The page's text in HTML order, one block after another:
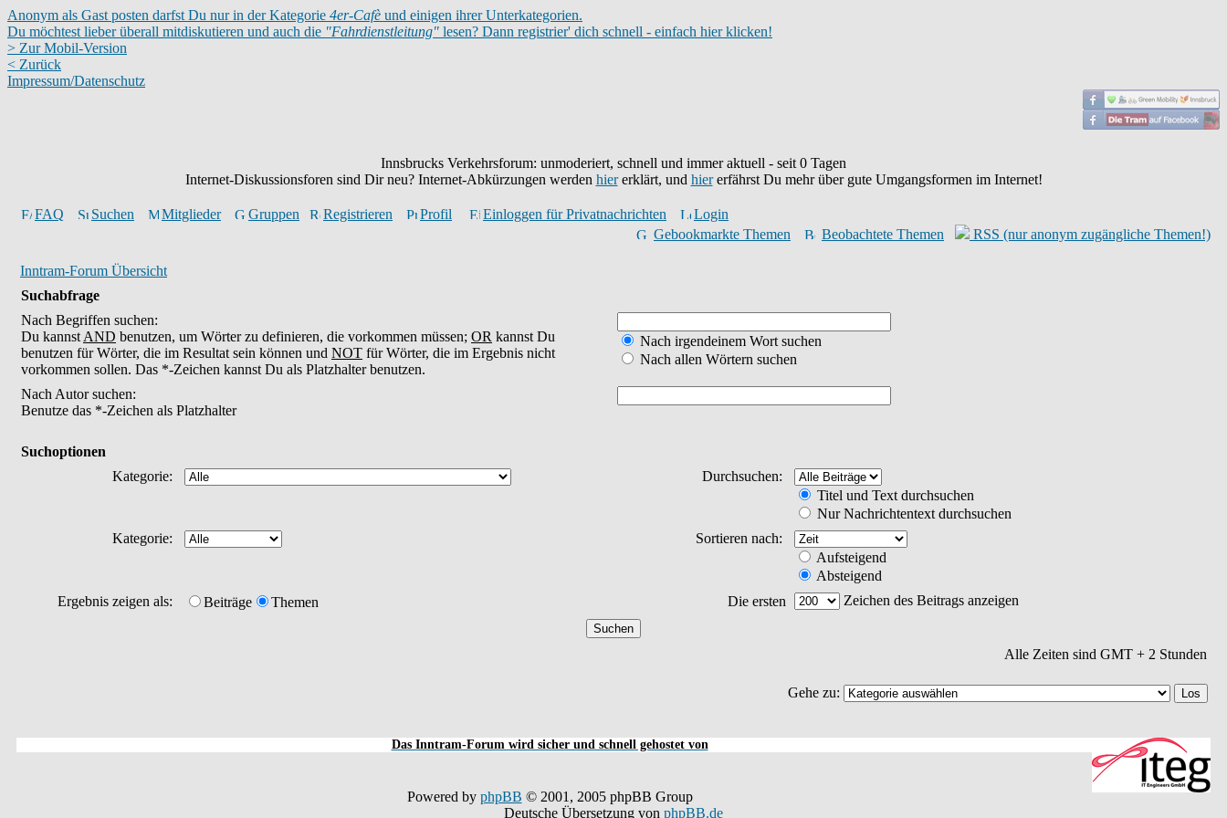
Anonym als Gast posten darfst Du nur in der Kategorie 4er-Cafè und einigen ihrer Unterkategorien.
Du möchtest lieber überall mitdiskutieren und auch die "Fahrdienstleitung" lesen? Dann registrier' dich schnell - einfach hier klicken!
> Zur Mobil-Version
< Zurück
Impressum/Datenschutz
Innsbrucks Verkehrsforum: unmoderiert, schnell und immer aktuell - seit 0 Tagen
Internet-Diskussionsforen sind Dir neu? Internet-Abkürzungen werden hiererklärt, und hiererfährst Du mehr über gute Umgangsformen im Internet!
FAQ Suchen Mitglieder Gruppen Registrieren Profil Einloggen für Privatnachrichten
Login
Gebookmarkte Themen
Beobachtete Themen RSS (nur anonym zugängliche Themen!)
Inntram-Forum Übersicht
Suchabfrage
Nach Begriffen suchen:
Du kannst AND benutzen, um Wörter zu definieren, die vorkommen müssen; OR kannst Du
benutzen für Wörter, die im Resultat sein können und NOT für Wörter, die im Ergebnis nicht
vorkommen sollen. Das *-Zeichen kannst Du als Platzhalter benutzen.
Nach irgendeinem Wort suchen
Nach allen Wörtern suchen
Nach Autor suchen:
Benutze das *-Zeichen als Platzhalter
Suchoptionen
Kategorie:
Durchsuchen:
Titel und Text durchsuchen
Nur Nachrichtentext durchsuchen
Kategorie:
Sortieren nach:
Aufsteigend
Absteigend
Ergebnis zeigen als:
Beiträge Themen Die ersten Zeichen des Beitrags anzeigen
Alle Zeiten sind GMT + 2 Stunden
Gehe zu:
Das Inntram-Forum wird sicher und schnell gehostet von
Powered by phpBB © 2001, 2005 phpBB Group
Deutsche Übersetzung von phpBB.de